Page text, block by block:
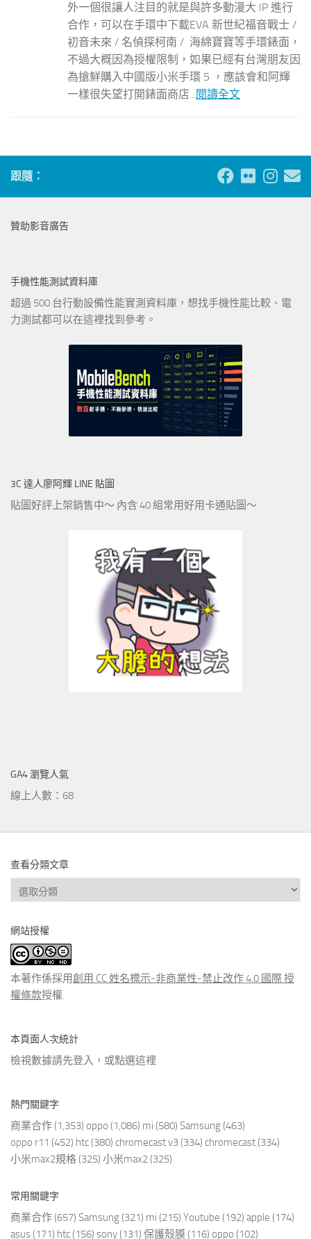
外一個很讓人注目的就是與許多動漫大 IP 進行
合作，可以在手環中下載EVA 新世紀福音戰士 /
初音未來 / 名偵探柯南 / 海綿寶寶等手環錶面，
不過大概因為授權限制，如果已經有台灣朋友因
為搶鮮購入中國版小米手環 5 ，應該會和阿輝
一樣很失望打開錶面商店...閱讀全文
跟隨：
贊助影音廣告
手機性能測試資料庫
超過 500 台行動設備性能實測資料庫，想找手機性能比較、電
力測試都可以在這裡找到參考。
3C 達人廖阿輝 LINE 貼圖
貼圖好評上架銷售中～ 內含 40 組常用好用卡通貼圖～
GA4 瀏覽人氣
線上人數：68
查看分類文章
查
看
類
文
章
網站授權
本著作係採用創用 CC 姓名標示-非商業性-禁止改作 4.0 國際 授
權條款授權.
本頁面人次統計
檢視數據請先登入，或點選這裡
熱門關鍵字
商業合作 (1,353) oppo (1,086) mi (580) Samsung (463)
oppo r11 (452) htc (380) chromecast v3 (334) chromecast (334)
小米max2規格 (325) 小米max2 (325)
常用關鍵字
商業合作 (657) Samsung (321) mi (215) Youtube (192) apple (174)
asus (171) htc (156) sony (131) 保護殼膜 (116) oppo (102)